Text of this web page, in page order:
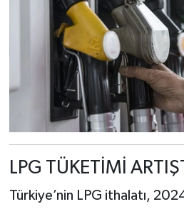
LPG TÜKETİMİ
Türkiye’nin LPG ithalatı, 2024